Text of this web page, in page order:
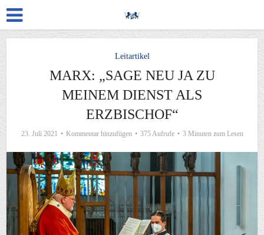
Leitartikel
MARX: „SAGE NEU JA ZU
MEINEM DIENST ALS
ERZBISCHOF“
23. Juli 2021 Kommentar hinzufügen 375 Aufrufe 3 Minuten zum Lesen